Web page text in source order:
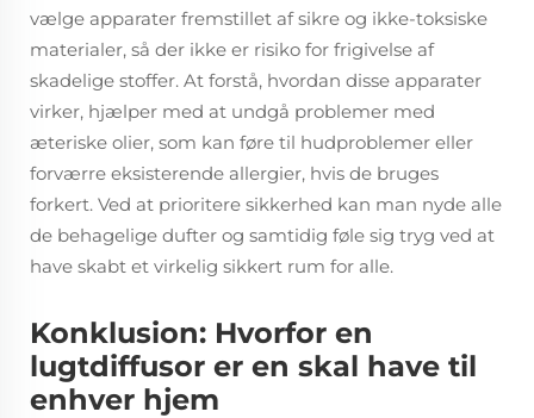
vælge apparater fremstillet af sikre og ikke-toksiske
materialer, så der ikke er risiko for frigivelse af
skadelige stoffer. At forstå, hvordan disse apparater
virker, hjælper med at undgå problemer med
æteriske olier, som kan føre til hudproblemer eller
forværre eksisterende allergier, hvis de bruges
forkert. Ved at prioritere sikkerhed kan man nyde alle
de behagelige dufter og samtidig føle sig tryg ved at
have skabt et virkelig sikkert rum for alle.
Konklusion: Hvorfor en
lugtdiffusor er en skal have til
enhver hjem